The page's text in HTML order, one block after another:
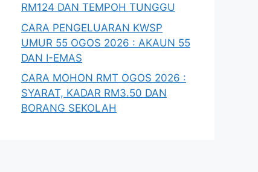
RM124 DAN TEMPOH TUNGGU
CARA PENGELUARAN KWSP
UMUR 55 OGOS 2026 : AKAUN 55
DAN I-EMAS
CARA MOHON RMT OGOS 2026 :
SYARAT, KADAR RM3.50 DAN
BORANG SEKOLAH